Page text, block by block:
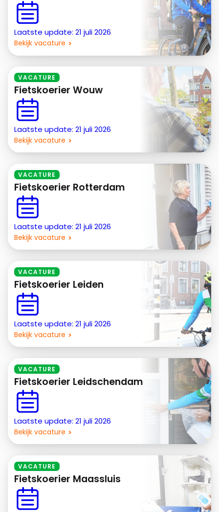
Laatste update: 21 juli 2026
Bekijk vacature
VACATURE
Fietskoerier Wouw
Laatste update: 21 juli 2026
Bekijk vacature
VACATURE
Fietskoerier Rotterdam
Laatste update: 21 juli 2026
Bekijk vacature
VACATURE
Fietskoerier Leiden
Laatste update: 21 juli 2026
Bekijk vacature
VACATURE
Fietskoerier Leidschendam
Laatste update: 21 juli 2026
Bekijk vacature
VACATURE
Fietskoerier Maassluis